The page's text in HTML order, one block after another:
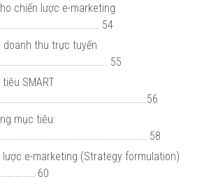
chiến lược e-marketing
54
thu trực tuyến
55
SMART
56
mục tiêu:
58
e-marketing (Strategy formulation)
60